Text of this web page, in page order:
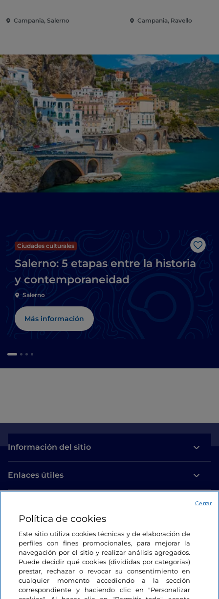
Campania, Salerno Campania, Ravello
Me
Ciudades culturales
Salerno: 5 etapas entre la historia
y contemporaneidad
Salerno
Más información
Información del sitio
Enlaces útiles
Estamos en contacto
Política de cookies
Este sitio utiliza cookies técnicas y de elaboración de
perfiles con fines promocionales, para mejorar la
navegación por el sitio y realizar análisis agregados.
Puede decidir qué cookies (divididas por categorías)
prestar, rechazar o revocar su consentimiento en
cualquier momento accediendo a la sección
correspondiente y haciendo clic en "Personalizar
Cerrar